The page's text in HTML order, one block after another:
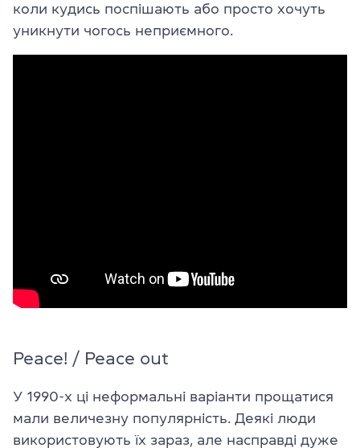
коли кудись поспішають або просто хочуть
уникнути чогось неприємного.
Peace! / Peace out
У 1990-х ці неформальні варіанти прощатися
мали величезну популярність. Деякі люди
використовують їх зараз, але насправді дуже